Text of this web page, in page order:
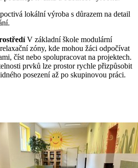
lokální výroba s důrazem na detail
V základní škole modulární
zóny, kde mohou žáci odpočívat
číst nebo spolupracovat na projektech.
prvků lze prostor rychle přizpůsobit
posezení až po skupinovou práci.